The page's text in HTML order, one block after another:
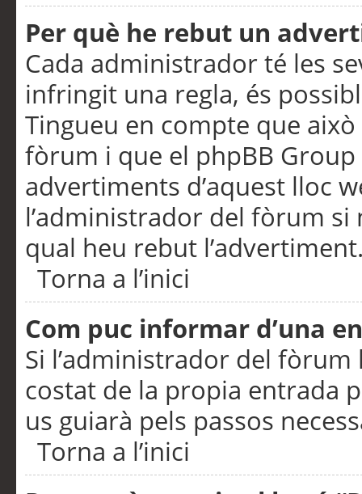
Per què he rebut un
Cada administrador té les
infringit una regla, és
Tingueu en compte que
fòrum i que el phpBB
advertiments d’aquest lloc
l’administrador del fòrum
qual heu rebut
Torna a l’inici
Com puc informar d’una
Si l’administrador del
costat de la propia entrada
us guiarà pels passos
Torna a l’inici